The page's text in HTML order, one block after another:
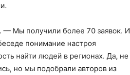
— Мы получили более 70 заявок. И
понимание настроя
найти людей в регионах. Да, не
но мы подобрали авторов из